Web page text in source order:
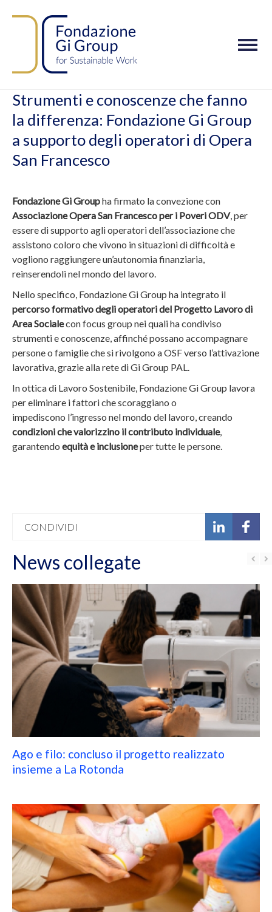
M
l
e
a
t
i
o
t
o
n
Strumenti e conoscenze che fanno
la differenza: Fondazione Gi Group
a supporto degli operatori di Opera
San Francesco
Fondazione Gi Groupha firmato la convezione con
Associazione Opera San Francesco per i Poveri ODV, per
essere di supporto agli operatori dell’associazione che
assistono coloro che vivono in situazioni di difficoltà e
vogliono raggiungere un’autonomia finanziaria,
reinserendoli nel mondo del lavoro.
Nello specifico, Fondazione Gi Group ha integrato il
percorso formativo degli operatori del Progetto Lavoro di
Area Socialecon focus group nei quali ha condiviso
strumenti e conoscenze, affinché possano accompagnare
persone o famiglie che si rivolgono a OSF verso l’attivazione
lavorativa, grazie alla rete di Gi Group PAL.
In ottica di Lavoro Sostenibile, Fondazione Gi Group lavora
per eliminare i fattori che scoraggiano o
impediscono l’ingresso nel mondo del lavoro, creando
condizioni che valorizzino il contributo individuale,
garantendo equità e inclusioneper tutte le persone.
CONDIVIDI
News collegate
Ago e filo: concluso il progetto realizzato
insieme a La Rotonda